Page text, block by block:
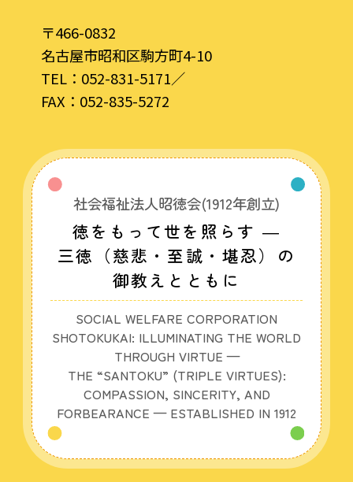
〒466-0832
名古屋市昭和区駒方町4-10
TEL： 052-831-5171／
FAX：052-835-5272
社会福祉法人昭徳会(1912年創立)
徳をもって世を照らす ―
三徳（慈悲・至誠・堪忍）の
御教えとともに
SOCIAL WELFARE CORPORATION
SHOTOKUKAI: ILLUMINATING THE WORLD
THROUGH VIRTUE —
THE “SANTOKU” (TRIPLE VIRTUES):
COMPASSION, SINCERITY, AND
FORBEARANCE — ESTABLISHED IN 1912